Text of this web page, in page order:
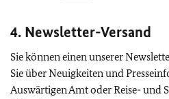
4. Newsletter-Versand
Sie können einen unserer
Sie über Neuigkeiten und
Auswärtigen Amt oder Reise- und